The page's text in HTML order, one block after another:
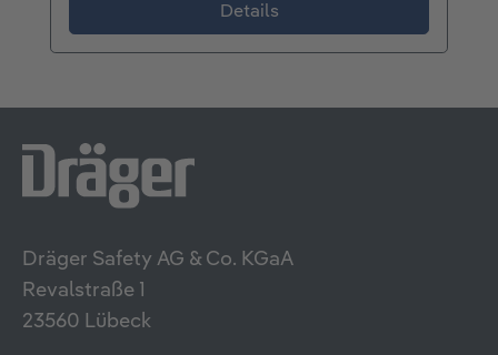
Details
Dräger Safety AG & Co. KGaA
Revalstraße 1
23560 Lübeck